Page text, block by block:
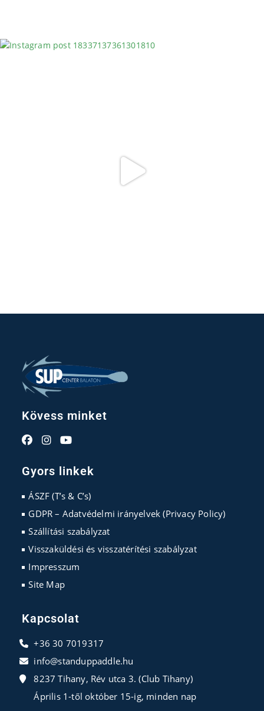
Kövess minket
a
new
tab
a
tab
in
a
tab
Gyors linkek
ÁSZF (T’s & C’s)
GDPR – Adatvédelmi irányelvek (Privacy Policy)
Szállítási szabályzat
Visszaküldési és visszatérítési szabályzat
Impresszum
Site Map
Kapcsolat
+36 30 7019317
info@standuppaddle.hu
8237 Tihany, Rév utca 3. (Club Tihany)
Április 1-től október 15-ig, minden nap